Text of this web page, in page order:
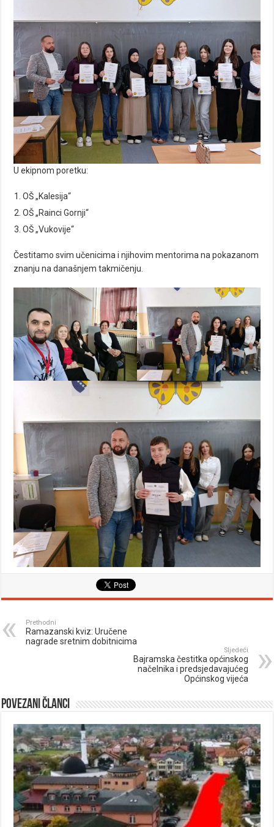
U ekipnom poretku:
OŠ „Kalesija“
OŠ „Rainci Gornji“
OŠ „Vukovije“
Čestitamo svim učenicima i njihovim mentorima na pokazanom
znanju na današnjem takmičenju.
Prethodni
Ramazanski kviz: Uručene
nagrade sretnim dobitnicima
Sljedeći
Bajramska čestitka općinskog
načelnika i predsjedavajućeg
Općinskog vijeća
Povezani članci